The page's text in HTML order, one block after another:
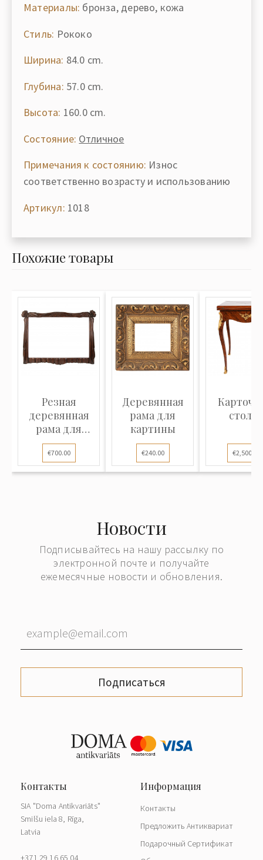
Материалы: бронза, дерево, кожа
Стиль: Рококо
Ширина: 84.0 cm.
Глубина: 57.0 cm.
Высота: 160.0 cm.
Состояние: Отличное
Примечания к состоянию: Износ
соответственно возрасту и использованию
Артикул: 1018
Похожие товары
Резная
деревянная
рама для
картины
€700.00
Деревянная
рама для
картины
€240.00 €2,500.00
Новости
Подписывайтесь на нашу рассылку по
электронной почте и получайте
ежемесячные новости и обновления.
Подписаться
SIA "Doma Antikvariāts"
Smilšu iela 8, Rīga,
Latvia
+371 29 16 65 04
Контакты
Предложить Антиквариат
Подарочный Сертификат